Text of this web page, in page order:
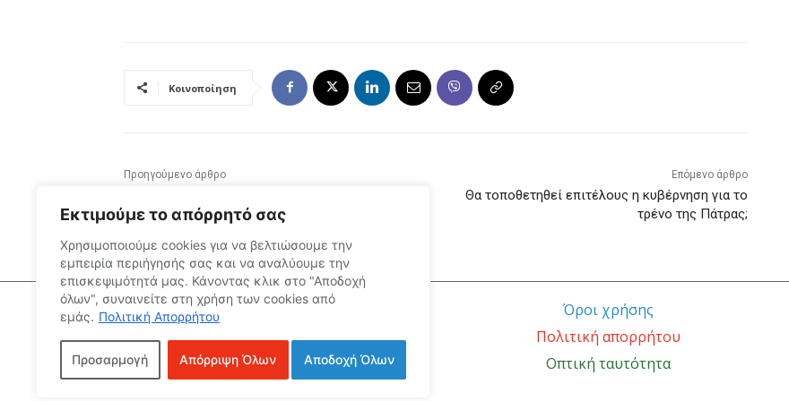
Εκτιμούμε το απόρρητό σας
Χρησιμοποιούμε cookies για να βελτιώσουμε την
εμπειρία περιήγησής σας και να αναλύουμε την
επισκεψιμότητά μας. Κάνοντας κλικ στο "Αποδοχή
όλων", συναινείτε στη χρήση των cookies από
εμάς. Πολιτική Απορρήτου
Προσαρμογή Απόρριψη Όλων Αποδοχή Όλων
Κοινοποίηση
Προηγούμενο άρθρο
Δημοτική Αρχή πριν τις δημοτικές εκλογές στο
Επόμενο άρθρο
Θα τοποθετηθεί επιτέλους η κυβέρνηση για το
τρένο της Πάτρας;
Όροι χρήσης
Πολιτική απορρήτου
Οπτική ταυτότητα